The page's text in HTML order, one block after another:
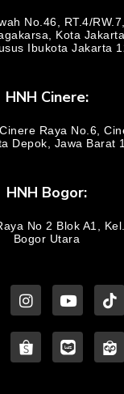
No.46, RT.4/
Kota
Ibukota Jakarta
HNH Cinere:
Raya No.6,
Depok, Jawa Barat
HNH Bogor:
No 2 Blok A1,
Bogor Utara